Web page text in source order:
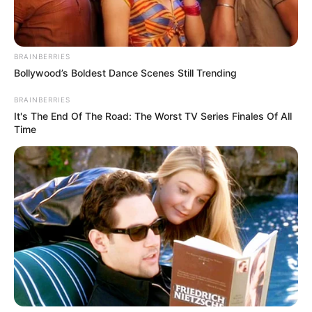
alcalde: el 14 de octubre inicia el calendario electoral
BRAINBERRIES
Bollywood’s Boldest Dance Scenes Still Trending
BRAINBERRIES
It's The End Of The Road: The Worst TV Series Finales Of All
Time